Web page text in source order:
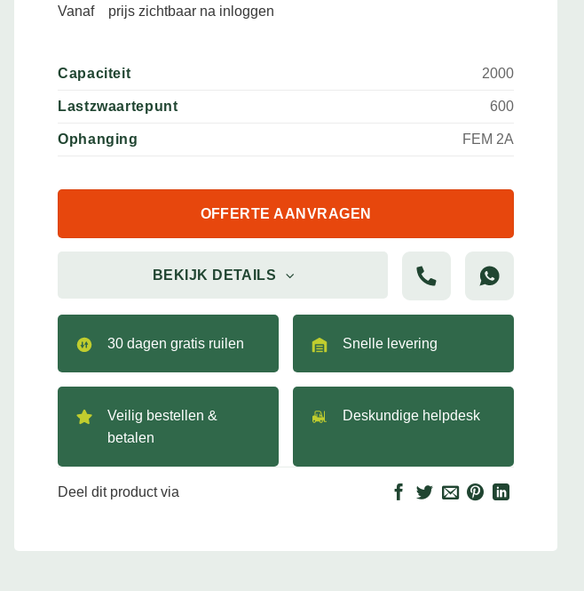
Vanaf prijs zichtbaar na inloggen
Capaciteit 2000
Lastzwaartepunt 600
Ophanging FEM 2A
OFFERTE AANVRAGEN
BEKIJK DETAILS
30 dagen gratis ruilen Snelle levering
Veilig bestellen &
betalen
Deskundige helpdesk
Deel dit product via